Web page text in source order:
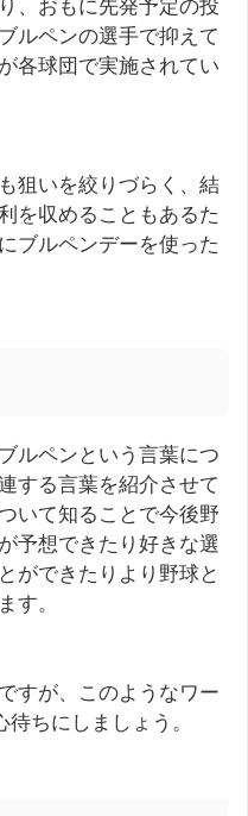
、おもに先発予定の投
ルペンの選手で抑えて
各球団で実施されてい
狙いを絞りづらく、結
を収めることもあるた
ブルペンデーを使った
ルペンという言葉につ
する言葉を紹介させて
いて知ることで今後野
予想できたり好きな選
ができたりより野球と
す。
すが、このようなワー
ちにしましょう。